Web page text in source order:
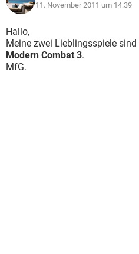
11. November 2011 um 14:39
Hallo,
Meine zwei Lieblingsspiele sind
Modern Combat 3.
MfG.